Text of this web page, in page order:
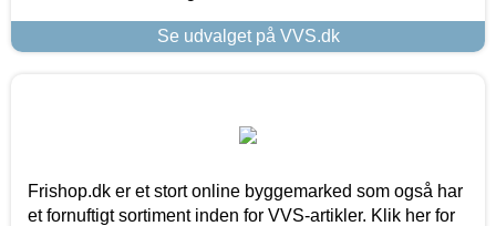
Se udvalget på VVS.dk
Frishop.dk er et stort online byggemarked som også har
et fornuftigt sortiment inden for VVS-artikler. Klik her for